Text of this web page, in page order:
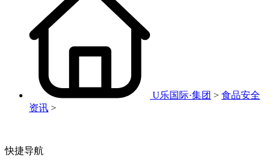
U乐国际·集团 > 食品安全
资讯 >
快捷导航